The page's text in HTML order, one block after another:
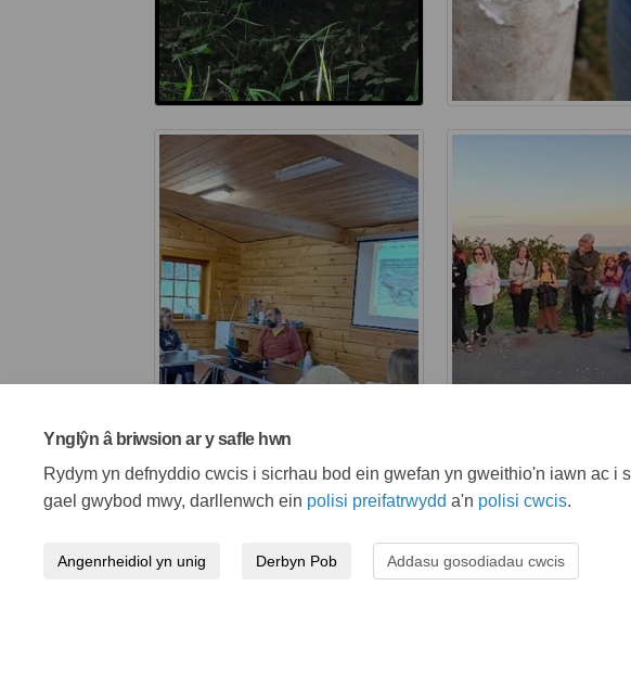
Ynglŷn â briwsion ar y safle hwn
Rydym yn defnyddio cwcis i sicrhau bod ein gwefan yn gweithio'n iawn ac i
gael gwybod mwy, darllenwch ein polisi preifatrwydd a'n polisi cwcis.
Angenrheidiol yn unig Derbyn Pob Addasu gosodiadau cwcis